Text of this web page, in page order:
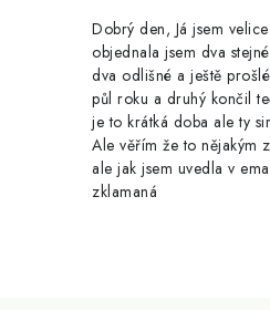
Dobrý den, Já jsem
objednala jsem dva
dva odlišné a ještě
půl roku a druhý končil
je to krátká doba ale ty
Ale věřím že to nějakým
ale jak jsem uvedla v
zklamaná